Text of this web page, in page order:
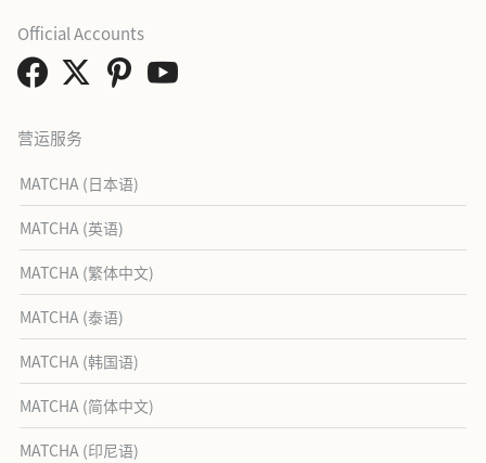
营运服务
MATCHA (日本语)
MATCHA (英语)
MATCHA (繁体中文)
MATCHA (泰语)
MATCHA (韩国语)
MATCHA (简体中文)
MATCHA (印尼语)
Official Accounts